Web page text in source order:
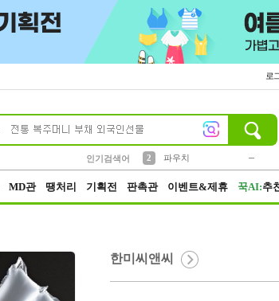
로
인기검색어
2
파우치
MD관 땡처리 기획전 판촉관 이벤트&제휴 꾹AI:추
한미씨앤씨